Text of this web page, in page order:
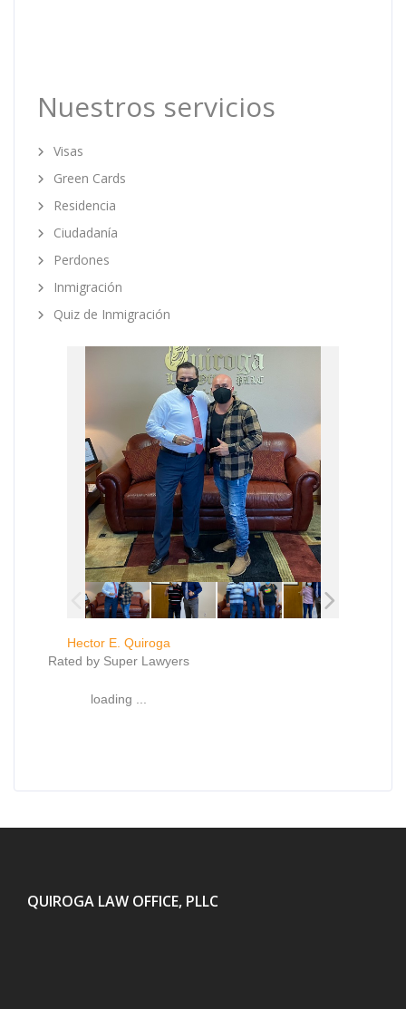
Nuestros servicios
Visas
Green Cards
Residencia
Ciudadanía
Perdones
Inmigración
Quiz de Inmigración
Hector E. Quiroga
Rated by Super Lawyers
loading ...
QUIROGA LAW OFFICE, PLLC